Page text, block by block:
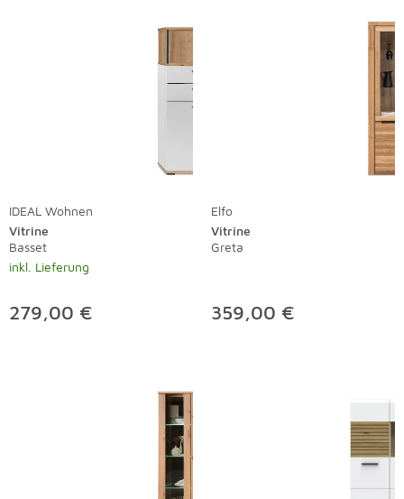
IDEAL Wohnen
Vitrine
Basset
inkl. Lieferung
279,00 €
Elfo
Vitrine
Greta
359,00 €